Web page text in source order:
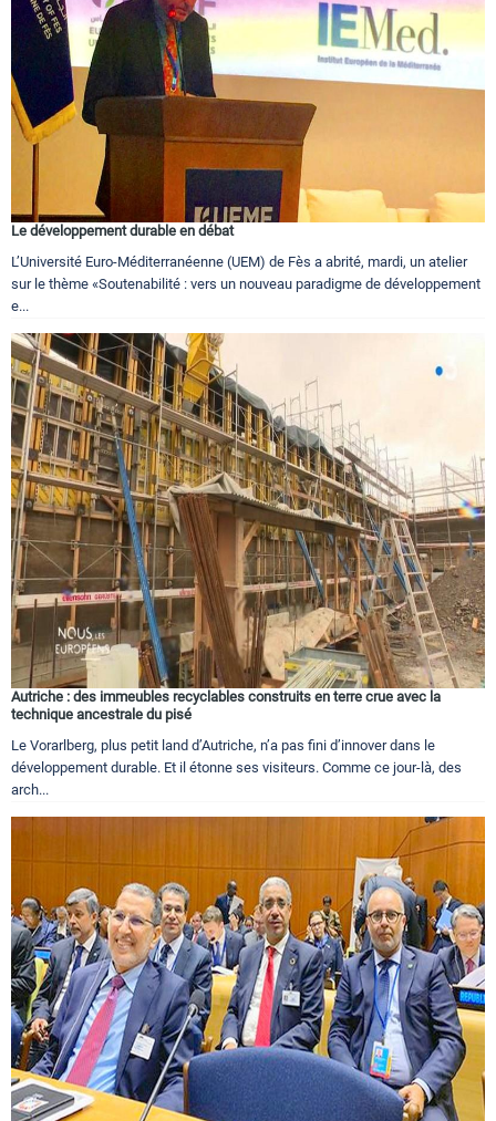
Le développement durable en débat
L’Université Euro-Méditerranéenne (UEM) de Fès a abrité, mardi, un atelier
sur le thème «Soutenabilité : vers un nouveau paradigme de développement
e...
Autriche : des immeubles recyclables construits en terre crue avec la
technique ancestrale du pisé
Le Vorarlberg, plus petit land d’Autriche, n’a pas fini d’innover dans le
développement durable. Et il étonne ses visiteurs. Comme ce jour-là, des
arch...